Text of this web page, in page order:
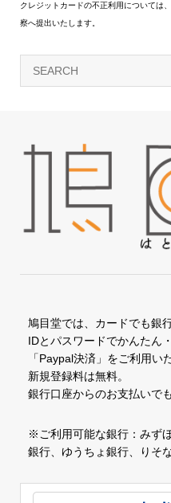
クレジットカードの不正利用については
察へ提出いたします。
鳩目堂では、カードでも銀
IDとパスワードでかんたん
「Paypal決済」をご利用い
新規登録料は無料。
銀行口座からのお支払いで
※ご利用可能な銀行：みず
銀行、ゆうちょ銀行、りそ